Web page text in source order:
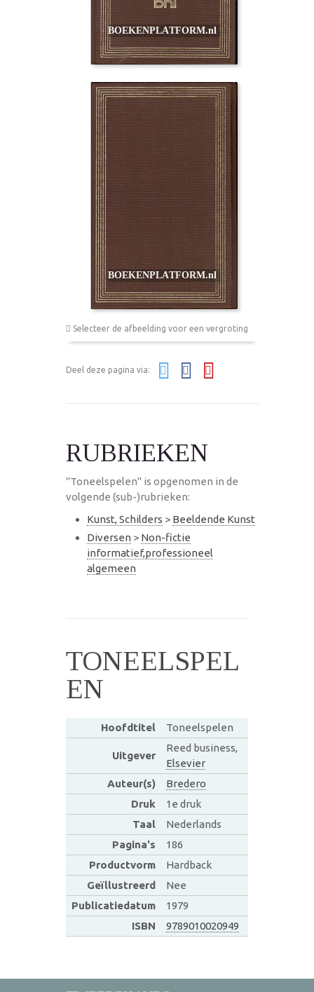
Selecteer de afbeelding voor een vergroting
Deel deze pagina via:
RUBRIEKEN
"Toneelspelen" is opgenomen in de
volgende (sub-)rubrieken:
Kunst, Schilders > Beeldende Kunst
Diversen > Non-fictie
informatief,professioneel
algemeen
TONEELSPEL
EN
Hoofdtitel Toneelspelen
Uitgever
Reed business,
Elsevier
Auteur(s)
Bredero
Druk
1e druk
Taal
Nederlands
Pagina's
186
Productvorm
Hardback
Geïllustreerd
Nee
Publicatiedatum
1979
ISBN
9789010020949